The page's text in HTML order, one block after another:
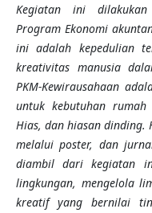
Kegiatan ini dilakukan
Program Ekonomi
ini adalah kepedulian
kreativitas manusia
PKM-Kewirausahaan
untuk kebutuhan
Hias, dan hiasan
melalui poster, dan
diambil dari kegiatan
lingkungan, mengelola
kreatif yang bernilai